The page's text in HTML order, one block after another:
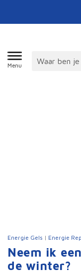
Menu
Energie Gels | Energie
Neem ik
de winter?